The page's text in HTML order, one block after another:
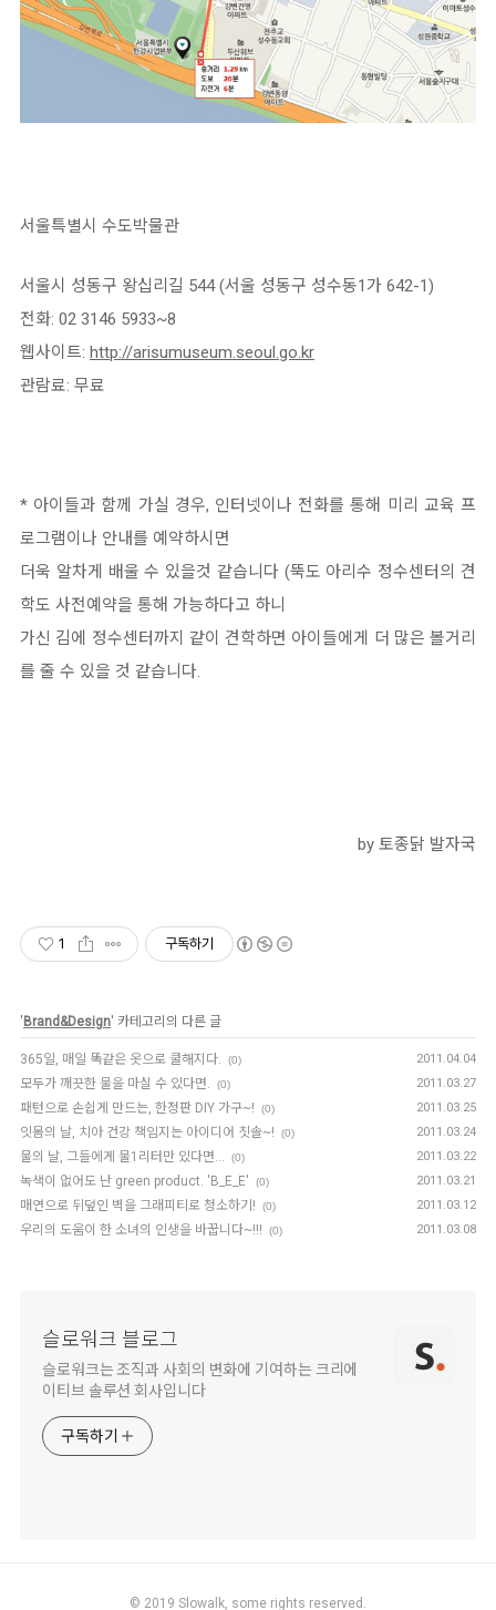
서울특별시 수도박물관
서울시 성동구 왕십리길 544 (서울 성동구 성수동1가 642-1)
전화: 02 3146 5933~8
웹사이트: http://arisumuseum.seoul.go.kr
관람료: 무료
* 아이들과 함께 가실 경우, 인터넷이나 전화를 통해 미리 교육 프
로그램이나 안내를 예약하시면
더욱 알차게 배울 수 있을것 같습니다 (뚝도 아리수 정수센터의 견
학도 사전예약을 통해 가능하다고 하니
가신 김에 정수센터까지 같이 견학하면 아이들에게 더 많은 볼거리
를 줄 수 있을 것 같습니다.
by 토종닭 발자국
1 구독하기
'Brand&Design' 카테고리의 다른 글
365일, 매일 똑같은 옷으로 쿨해지다. (0) 2011.04.04
모두가 깨끗한 물을 마실 수 있다면. (0) 2011.03.27
패턴으로 손쉽게 만드는, 한정판 DIY 가구~! (0) 2011.03.25
잇몸의 날, 치아 건강 책임지는 아이디어 칫솔~! (0) 2011.03.24
물의 날, 그들에게 물1리터만 있다면... (0) 2011.03.22
녹색이 없어도 난 green product. 'B_E_E' (0) 2011.03.21
매연으로 뒤덮인 벽을 그래피티로 청소하기! (0) 2011.03.12
우리의 도움이 한 소녀의 인생을 바꿉니다~!!! (0) 2011.03.08
슬로워크 블로그
슬로워크는 조직과 사회의 변화에 기여하는 크리에
이티브 솔루션 회사입니다
구독하기
© 2019 Slowalk, some rights reserved.